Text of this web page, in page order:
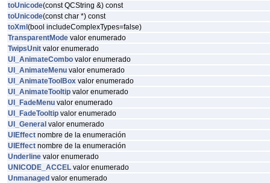
toUnicode(const QCString &) const
toUnicode(const char *) const
toXml (bool includeComplexTypes=false)
TransparentMode valor enumerado
TwipsUnit valor enumerado
UI_AnimateCombo valor enumerado
UI_AnimateMenu valor enumerado
UI_AnimateToolBox valor enumerado
UI_AnimateTooltip valor enumerado
UI_FadeMenu valor enumerado
UI_FadeTooltip valor enumerado
UI_General valor enumerado
UIEffect nombre de la enumeración
UIEffect nombre de la enumeración
Underline valor enumerado
UNICODE_ACCEL valor enumerado
Unmanaged valor enumerado